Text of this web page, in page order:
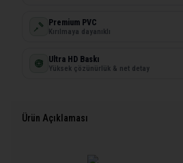
Premium PVC
Kırılmaya dayanıklı
Ultra HD Baskı
Yüksek çözünürlük & net detay
Ürün Açıklaması